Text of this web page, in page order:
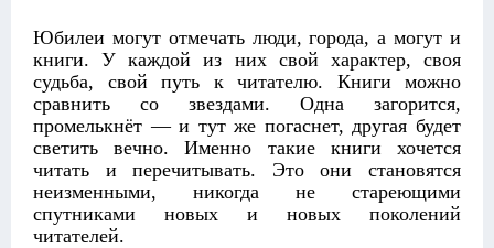
Юбилеи могут отмечать люди, города, а могут и
книги. У каждой из них свой характер, своя
судьба, свой путь к читателю. Книги можно
сравнить со звездами. Одна загорится,
промелькнёт — и тут же погаснет, другая будет
светить вечно. Именно такие книги хочется
читать и перечитывать. Это они становятся
неизменными, никогда не стареющими
спутниками новых и новых поколений
читателей.